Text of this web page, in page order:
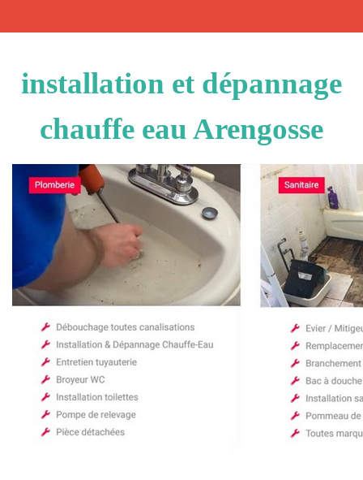
installation et dépannage
chauffe eau Arengosse